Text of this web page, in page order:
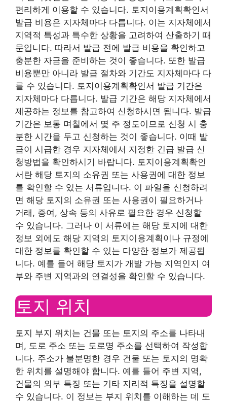
편리하게 이용할 수 있습니다. 토지이용계획확인서
발급 비용은 지자체마다 다릅니다. 이는 지자체에서
지역적 특성과 특수한 상황을 고려하여 산출하기 때
문입니다. 따라서 발급 전에 발급 비용을 확인하고
충분한 자금을 준비하는 것이 좋습니다. 또한 발급
비용뿐만 아니라 발급 절차와 기간도 지자체마다 다
를 수 있습니다. 토지이용계획확인서 발급 기간은
지자체마다 다릅니다. 발급 기간은 해당 지자체에서
제공하는 정보를 참고하여 신청하시면 됩니다. 발급
기간은 보통 며칠에서 몇 주 정도이므로 신청 시 충
분한 시간을 두고 신청하는 것이 좋습니다. 이때 발
급이 시급한 경우 지자체에서 지정한 긴급 발급 신
청방법을 확인하시기 바랍니다. 토지이용계획확인
서란 해당 토지의 소유권 또는 사용권에 대한 정보
를 확인할 수 있는 서류입니다. 이 파일을 신청하려
면 해당 토지의 소유권 또는 사용권이 필요하거나
거래, 증여, 상속 등의 사유로 필요한 경우 신청할
수 있습니다. 그러나 이 서류에는 해당 토지에 대한
정보 외에도 해당 지역의 토지이용계획이나 규정에
대한 정보를 확인할 수 있는 다양한 정보가 제공됩
니다. 예를 들어 해당 토지가 개발 가능 지역인지 여
부와 주변 지역과의 연결성을 확인할 수 있습니다.
토지 위치
토지 부지 위치는 건물 또는 토지의 주소를 나타내
며, 도로 주소 또는 도로명 주소를 선택하여 작성합
니다. 주소가 불분명한 경우 건물 또는 토지의 명확
한 위치를 설명해야 합니다. 예를 들어 주변 지역,
건물의 외부 특징 또는 기타 지리적 특징을 설명할
수 있습니다. 이 정보는 부지 위치를 이해하는 데 도